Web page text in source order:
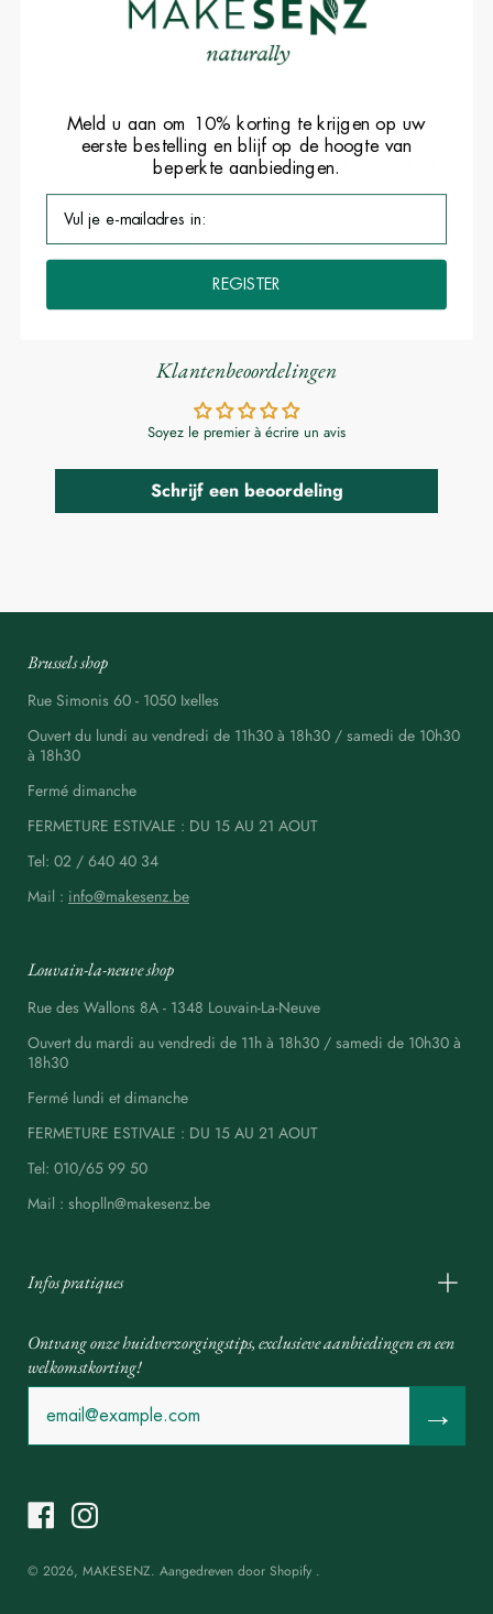
aan op het haar en laat het 30 minuten tot 2 uur intrekken.
Spoel grondig uit met water en droog je haar.
blond haar.
Maakt het haar niet lichter! Aanbrengen op blond en/of wit
haar.
INCI: Cassia auriculata blad, Lawsonia Inermis blad
Klantenbeoordelingen
Soyez le premier à écrire un avis
Schrijf een beoordeling
Brussels shop
Rue Simonis 60 - 1050 Ixelles
Ouvert du lundi au vendredi de 11h30 à 18h30 / samedi de 10h30
à 18h30
Fermé dimanche
FERMETURE ESTIVALE : DU 15 AU 21 AOUT
Tel: 02 / 640 40 34
Mail : info@makesenz.be
Louvain-la-neuve shop
Rue des Wallons 8A - 1348 Louvain-La-Neuve
Ouvert du mardi au vendredi de 11h à 18h30 / samedi de 10h30 à
18h30
Fermé lundi et dimanche
FERMETURE ESTIVALE : DU 15 AU 21 AOUT
Tel: 010/65 99 50
Mail : shoplln@makesenz.be
Infos pratiques
Ontvang onze huidverzorgingstips, exclusieve aanbiedingen en een
welkomstkorting!
→
© 2026, MAKESENZ. Aangedreven door Shopify .
Meld u aan om 10% korting te krijgen op uw
eerste bestelling en blijf op de hoogte van
beperkte aanbiedingen.
REGISTER